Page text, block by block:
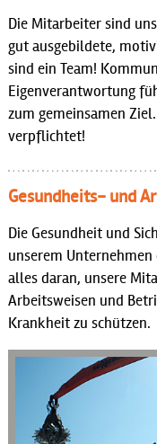
Die Mitarbeiter sind
gut ausgebildete,
sind ein Team!
Eigenverantwortung
zum gemeinsamen
verpflichtet!
Gesundheits- und
Die Gesundheit und
unserem
alles daran, unsere
Arbeitsweisen und
Krankheit zu schützen.